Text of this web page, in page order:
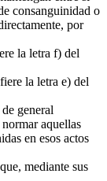
consanguinidad o
por
la letra f) del
la letra e) del
general
aquellas
en esos actos
mediante sus